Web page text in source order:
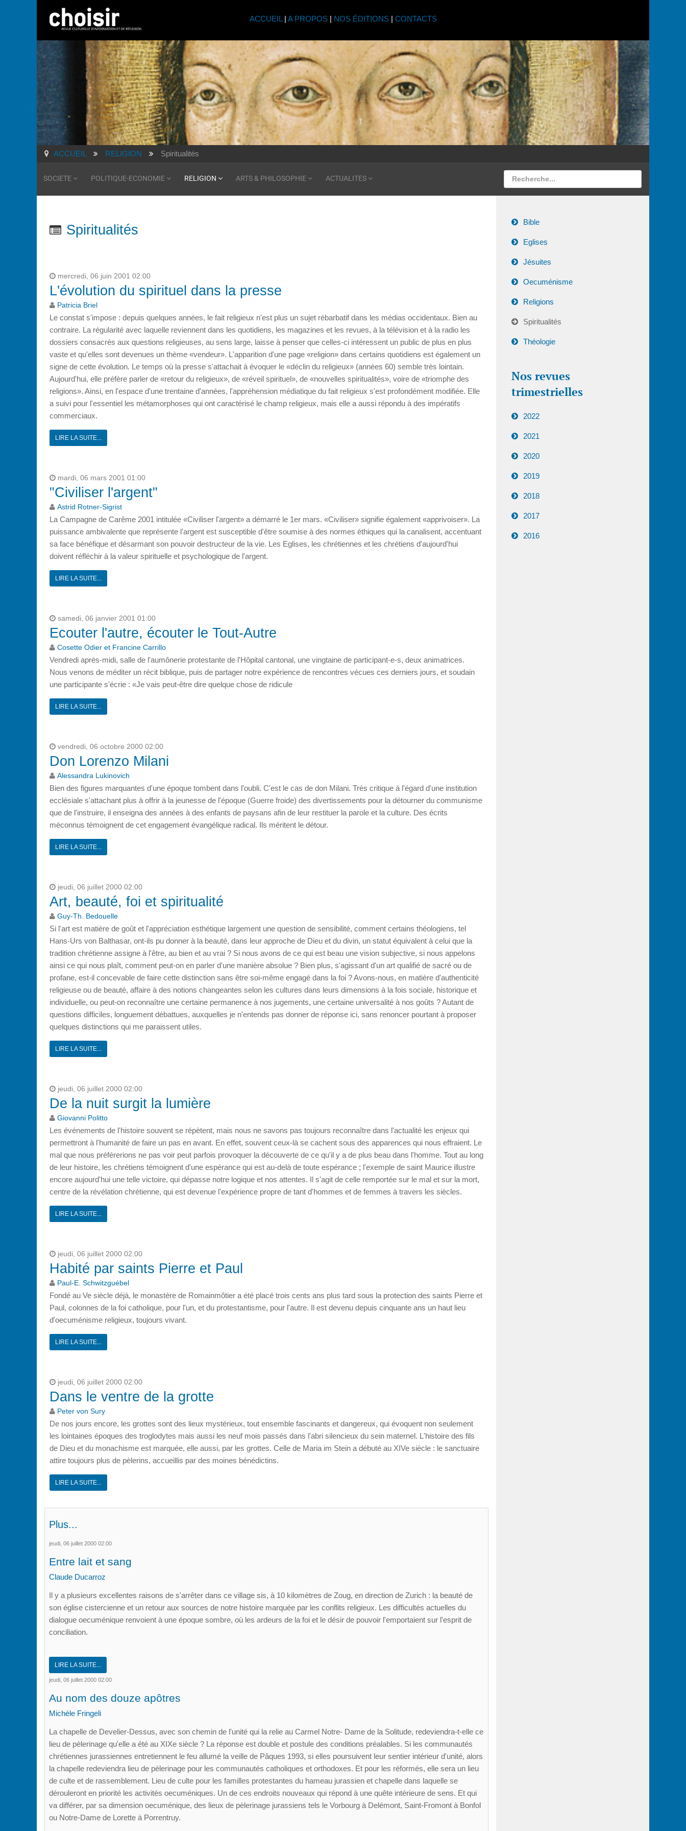
ACCUEIL | A PROPOS| NOS ÉDITIONS| CONTACTS
ACCUEIL RELIGION Spiritualités
SOCIETE POLITIQUE-ECONOMIE RELIGION ARTS & PHILOSOPHIE ACTUALITES
Spiritualités
mercredi, 06 juin 2001 02:00
L'évolution du spirituel dans la presse
Patricia Briel
Le constat s'impose : depuis quelques années, le fait religieux n'est plus un sujet rébarbatif dans les médias occidentaux. Bien au
contraire. La régularité avec laquelle reviennent dans les quotidiens, les magazines et les revues, à la télévision et à la radio les
dossiers consacrés aux questions religieuses, au sens large, laisse à penser que celles-ci intéressent un public de plus en plus
vaste et qu'elles sont devenues un thème «vendeur». L'apparition d'une page «religion» dans certains quotidiens est également un
signe de cette évolution. Le temps où la presse s'attachait à évoquer le «déclin du religieux» (années 60) semble très lointain.
Aujourd'hui, elle préfère parler de «retour du religieux», de «réveil spirituel», de «nouvelles spiritualités», voire de «triomphe des
religions». Ainsi, en l'espace d'une trentaine d'années, l'appréhension médiatique du fait religieux s'est profondément modifiée. Elle
a suivi pour l'essentiel les métamorphoses qui ont caractérisé le champ religieux, mais elle a aussi répondu à des impératifs
commerciaux.
LIRE LA SUITE...
mardi, 06 mars 2001 01:00
"Civiliser l'argent"
Astrid Rotner-Sigrist
La Campagne de Carême 2001 intitulée «Civiliser l'argent» a démarré le 1er mars. «Civiliser» signifie également «apprivoiser». La
puissance ambivalente que représente l'argent est susceptible d'être soumise à des normes éthiques qui la canalisent, accentuant
sa face bénéfique et désarmant son pouvoir destructeur de la vie. Les Eglises, les chrétiennes et les chrétiens d'aujourd'hui
doivent réfléchir à la valeur spirituelle et psychologique de l'argent.
LIRE LA SUITE...
samedi, 06 janvier 2001 01:00
Ecouter l'autre, écouter le Tout-Autre
Cosette Odier et Francine Carrillo
Vendredi après-midi, salle de l'aumônerie protestante de l'Hôpital cantonal, une vingtaine de participant-e-s, deux animatrices.
Nous venons de méditer un récit biblique, puis de partager notre expérience de rencontres vécues ces derniers jours, et soudain
une participante s'écrie : «Je vais peut-être dire quelque chose de ridicule
LIRE LA SUITE...
vendredi, 06 octobre 2000 02:00
Don Lorenzo Milani
Alessandra Lukinovich
Bien des figures marquantes d'une époque tombent dans l'oubli. C'est le cas de don Milani. Très critique à l'égard d'une institution
ecclésiale s'attachant plus à offrir à la jeunesse de l'époque (Guerre froide) des divertissements pour la détourner du communisme
que de l'instruire, il enseigna des années à des enfants de paysans afin de leur restituer la parole et la culture. Des écrits
méconnus témoignent de cet engagement évangélique radical. Ils méritent le détour.
LIRE LA SUITE...
jeudi, 06 juillet 2000 02:00
Art, beauté, foi et spiritualité
Guy-Th. Bedouelle
Si l'art est matière de goût et l'appréciation esthétique largement une question de sensibilité, comment certains théologiens, tel
Hans-Urs von Balthasar, ont-ils pu donner à la beauté, dans leur approche de Dieu et du divin, un statut équivalent à celui que la
tradition chrétienne assigne à l'être, au bien et au vrai ? Si nous avons de ce qui est beau une vision subjective, si nous appelons
ainsi ce qui nous plaît, comment peut-on en parler d'une manière absolue ? Bien plus, s'agissant d'un art qualifié de sacré ou de
profane, est-il concevable de faire cette distinction sans être soi-même engagé dans la foi ? Avons-nous, en matière d'authenticité
religieuse ou de beauté, affaire à des notions changeantes selon les cultures dans leurs dimensions à la fois sociale, historique et
individuelle, ou peut-on reconnaître une certaine permanence à nos jugements, une certaine universalité à nos goûts ? Autant de
questions difficiles, longuement débattues, auxquelles je n'entends pas donner de réponse ici, sans renoncer pourtant à proposer
quelques distinctions qui me paraissent utiles.
LIRE LA SUITE...
jeudi, 06 juillet 2000 02:00
De la nuit surgit la lumière
Giovanni Politto
Les événements de l'histoire souvent se répètent, mais nous ne savons pas toujours reconnaître dans l'actualité les enjeux qui
permettront à l'humanité de faire un pas en avant. En effet, souvent ceux-là se cachent sous des apparences qui nous effraient. Le
mal que nous préférerions ne pas voir peut parfois provoquer la découverte de ce qu'il y a de plus beau dans l'homme. Tout au long
de leur histoire, les chrétiens témoignent d'une espérance qui est au-delà de toute espérance ; l'exemple de saint Maurice illustre
encore aujourd'hui une telle victoire, qui dépasse notre logique et nos attentes. Il s'agit de celle remportée sur le mal et sur la mort,
centre de la révélation chrétienne, qui est devenue l'expérience propre de tant d'hommes et de femmes à travers les siècles.
LIRE LA SUITE...
jeudi, 06 juillet 2000 02:00
Habité par saints Pierre et Paul
Paul-E. Schwitzguébel
Fondé au Ve siècle déjà, le monastère de Romainmôtier a été placé trois cents ans plus tard sous la protection des saints Pierre et
Paul, colonnes de la foi catholique, pour l'un, et du protestantisme, pour l'autre. Il est devenu depuis cinquante ans un haut lieu
d'oecuménisme religieux, toujours vivant.
LIRE LA SUITE...
jeudi, 06 juillet 2000 02:00
Dans le ventre de la grotte
Peter von Sury
De nos jours encore, les grottes sont des lieux mystérieux, tout ensemble fascinants et dangereux, qui évoquent non seulement
les lointaines époques des troglodytes mais aussi les neuf mois passés dans l'abri silencieux du sein maternel. L'histoire des fils
de Dieu et du monachisme est marquée, elle aussi, par les grottes. Celle de Maria im Stein a débuté au XIVe siècle : le sanctuaire
attire toujours plus de pèlerins, accueillis par des moines bénédictins.
LIRE LA SUITE...
Plus...
jeudi, 06 juillet 2000 02:00
Entre lait et sang
Claude Ducarroz
Il y a plusieurs excellentes raisons de s'arrêter dans ce village sis, à 10 kilomètres de Zoug, en direction de Zurich : la beauté de
son église cistercienne et un retour aux sources de notre histoire marquée par les conflits religieux. Les difficultés actuelles du
dialogue oecuménique renvoient à une époque sombre, où les ardeurs de la foi et le désir de pouvoir l'emportaient sur l'esprit de
conciliation.
LIRE LA SUITE...
jeudi, 06 juillet 2000 02:00
Au nom des douze apôtres
Michèle Fringeli
La chapelle de Develier-Dessus, avec son chemin de l'unité qui la relie au Carmel Notre- Dame de la Solitude, redeviendra-t-elle ce
lieu de pèlerinage qu'elle a été au XIXe siècle ? La réponse est double et postule des conditions préalables. Si les communautés
chrétiennes jurassiennes entretiennent le feu allumé la veille de Pâques 1993, si elles poursuivent leur sentier intérieur d'unité, alors
la chapelle redeviendra lieu de pèlerinage pour les communautés catholiques et orthodoxes. Et pour les réformés, elle sera un lieu
de culte et de rassemblement. Lieu de culte pour les familles protestantes du hameau jurassien et chapelle dans laquelle se
dérouleront en priorité les activités oecuméniques. Un de ces endroits nouveaux qui répond à une quête intérieure de sens. Et qui
va différer, par sa dimension oecuménique, des lieux de pèlerinage jurassiens tels le Vorbourg à Delémont, Saint-Fromont à Bonfol
ou Notre-Dame de Lorette à Porrentruy.
Bible
Eglises
Jésuites
Oecuménisme
Religions
Spiritualités
Théologie
Nos revues
trimestrielles
2022
2021
2020
2019
2018
2017
2016